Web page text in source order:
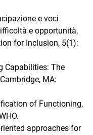
e voci
e opportunità.
for Inclusion, 5(1):
Capabilities: The
MA:
of Functioning,
approaches for